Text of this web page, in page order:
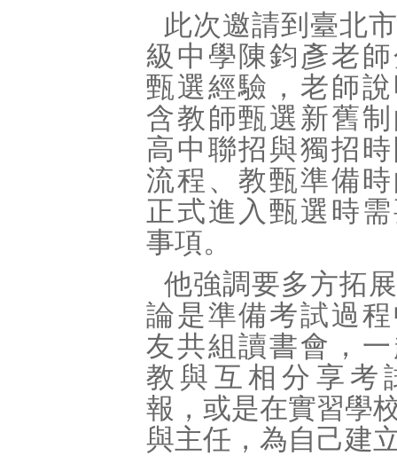
此次邀請到臺北
級中學陳鈞彥老
甄選經驗，老師
含教師甄選新舊
高中聯招與獨招
流程、教甄準備
正式進入甄選時
事項。
他強調要多方拓
論是準備考試過
友共組讀書會，
教與互相分享考
報，或是在實習學
與主任，為自己建